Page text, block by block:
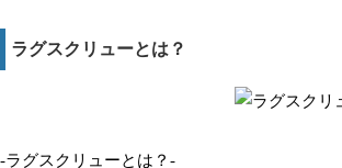
ラグスクリューとは？
-ラグスクリューとは？-